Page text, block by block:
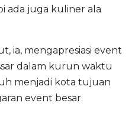
ada juga kuliner ala
ia, mengapresiasi event
dalam kurun waktu
menjadi kota tujuan
event besar.